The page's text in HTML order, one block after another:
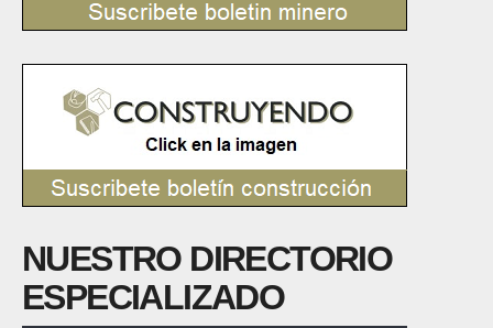
NUESTRO DIRECTORIO
ESPECIALIZADO